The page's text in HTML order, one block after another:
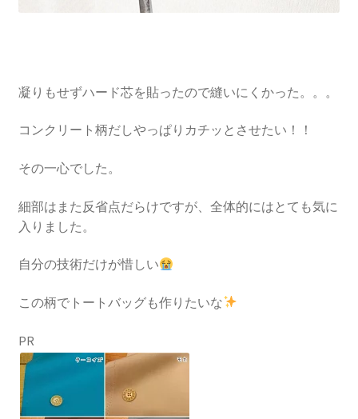
凝りもせずハード芯を貼ったので縫いにくかった。。。
コンクリート柄だしやっぱりカチッとさせたい！！
その一心でした。
細部はまた反省点だらけですが、全体的にはとても気に
入りました。
自分の技術だけが惜しい
この柄でトートバッグも作りたいな
PR